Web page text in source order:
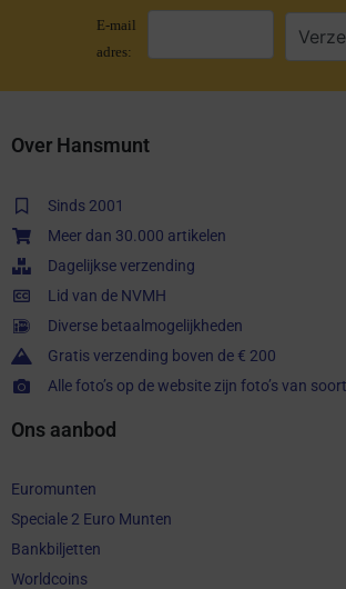
E-mail
adres:
Over Hansmunt
Sinds 2001
Meer dan 30.000 artikelen
Dagelijkse verzending
Lid van de NVMH
Diverse betaalmogelijkheden
Gratis verzending boven de € 200
Alle foto’s op de website zijn foto’s van
Ons aanbod
Euromunten
Speciale 2 Euro Munten
Bankbiljetten
Worldcoins